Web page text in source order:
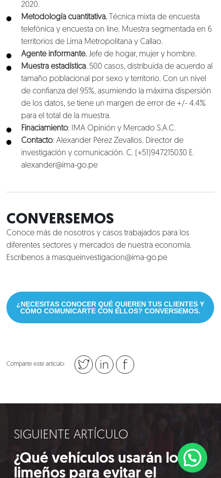
2020.
Metodología cuantitativa. Técnica mixta de encuesta
telefónica y encuesta on line. Muestra segmentada en 6
territorios de Lima Metropolitana y Callao.
Agente informante. Jefe de hogar, mujer y hombre.
Muestra estadística. 500 casos, distribuida de acuerdo al
tamaño poblacional por sexo y territorio. Con un nivel
de confianza del 95%, asumiendo la máxima dispersión
de los datos, se tiene un margen de error de +/- 4.4%
para el total de la muestra.
Finaciamiento: IMA Opinión y Mercado S.A.C.
Contacto: Alexander Pérez Zevallos. Director de
investigación y comunicación. C. (+51)947215030 E.
alexander@ima-go.pe
CONVERSEMOS
Conoce más de nosotros y casos trabajados para los
diferentes sectores y mercados de nuestra economía.
Escríbenos a masqueinvestigacion@ima-go.pe
¿NECESITAS CONOCER QUÉ QUIEREN TUS CLIENTES Y
CÓMO COMUNICARTE CON ELLOS? CONVERSEMOS.
Comparte este artículo:
SIGUIENTE ARTÍCULO
¿Qué vehículos usarán los
limeños para evitar el